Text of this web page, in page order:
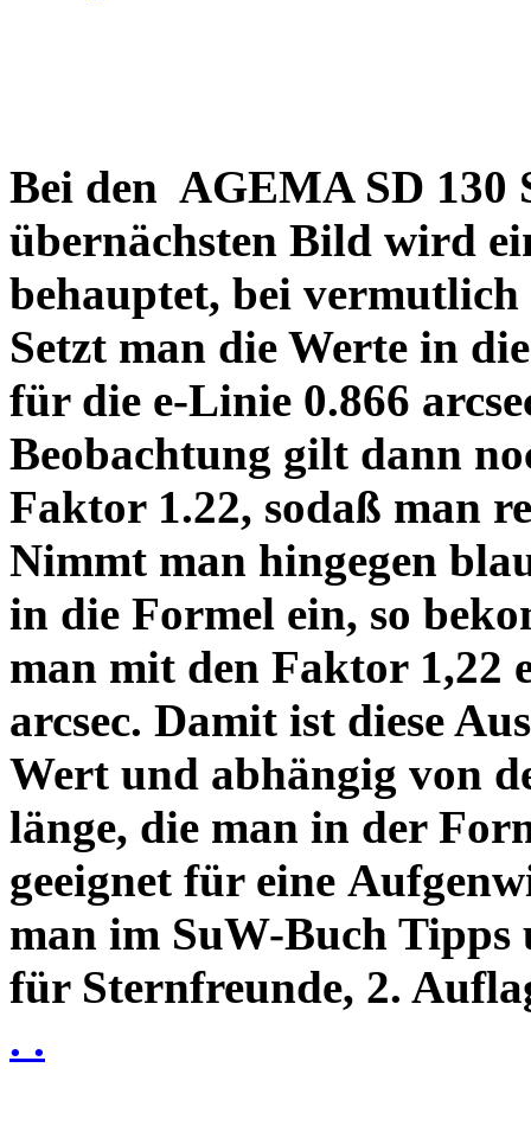
Bei den AGEMA SD 130
übernächsten Bild wird
behauptet, bei vermutlich
Setzt man die Werte in
für die e-Linie 0.866
Beobachtung gilt dann
Faktor 1.22, sodaß man
Nimmt man hingegen
in die Formel ein, so
man mit den Faktor 1,22
arcsec. Damit ist diese
Wert und abhängig von
länge, die man in der
geeignet für eine
man im SuW-Buch Tipps
für Sternfreunde, 2.
. .